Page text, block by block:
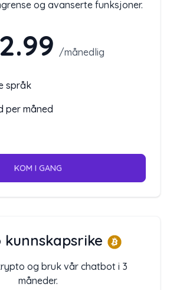
og avanserte funksjoner.
/månedlig
språk
per måned
KOM I GANG
og bruk vår chatbot i 3
måneder.